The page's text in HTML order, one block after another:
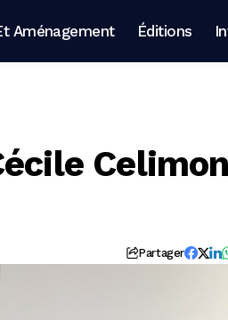
Aménagement Éditions
Partager